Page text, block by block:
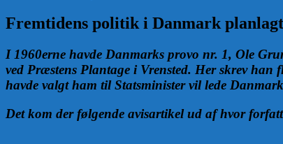
Fremtidens politik i Danmark
I 1960erne havde Danmarks provo nr. 1, Ole
ved Præstens Plantage i Vrensted. Her skrev
havde valgt ham til Statsminister vil lede
Det kom der følgende avisartikel ud af hvor